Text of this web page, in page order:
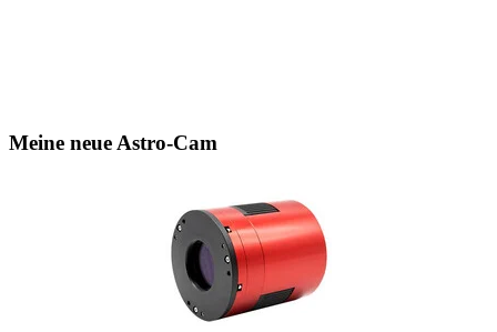
Meine neue Astro-Cam